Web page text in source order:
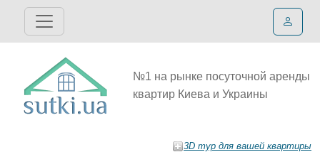
№1 на рынке посуточной аренды
квартир Киева и Украины
3D тур для вашей квартиры